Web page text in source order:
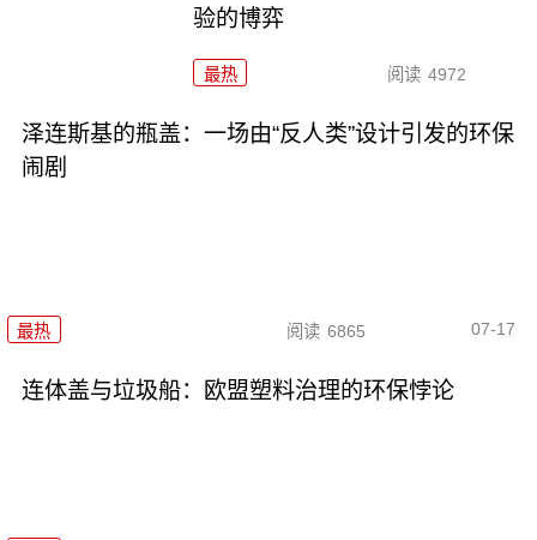
验的博弈
最热 阅读 4972
泽连斯基的瓶盖：一场由“反人类”设计引发的环保
闹剧
最热 阅读 6865 07-17
连体盖与垃圾船：欧盟塑料治理的环保悖论